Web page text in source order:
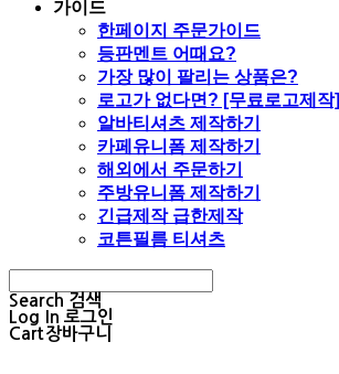
가이드
한페이지 주문가이드
등판멘트 어때요?
가장 많이 팔리는 상품은?
로고가 없다면? [무료로고제작]
알바티셔츠 제작하기
카페유니폼 제작하기
해외에서 주문하기
주방유니폼 제작하기
긴급제작 급한제작
코튼필름 티셔츠
Search 검색
Log In 로그인
Cart장바구니